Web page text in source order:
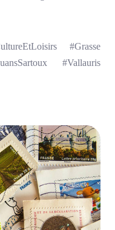
#Grasse
#Vallauris